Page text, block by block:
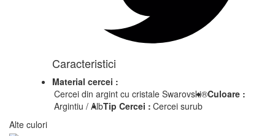
Caracteristici
Material cercei :
Cercei din argint cu cristale Swarovski®Culoare :
Argintiu / AlbTip Cercei : Cercei surub
Alte culori